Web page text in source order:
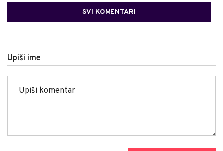
SVI KOMENTARI
Upiši ime